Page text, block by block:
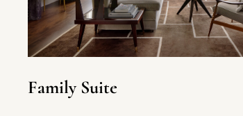
Family Suite